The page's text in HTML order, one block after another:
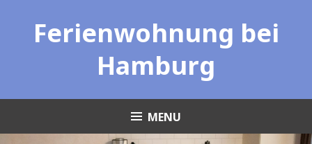
contentFerienwohnung bei
Hamburg
MENU